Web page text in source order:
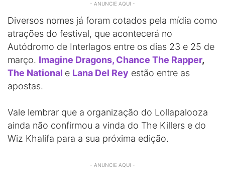
- ANUNCIE AQUI -
Diversos nomes já foram cotados pela mídia como
atrações do festival, que acontecerá no
Autódromo de Interlagos entre os dias 23 e 25 de
março. Imagine Dragons, Chance The Rapper,
The National e Lana Del Rey estão entre as
apostas.
Vale lembrar que a organização do Lollapalooza
ainda não confirmou a vinda do The Killers e do
Wiz Khalifa para a sua próxima edição.
- ANUNCIE AQUI -